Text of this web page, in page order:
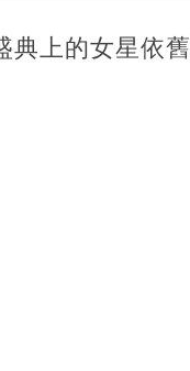
典上的女星依舊